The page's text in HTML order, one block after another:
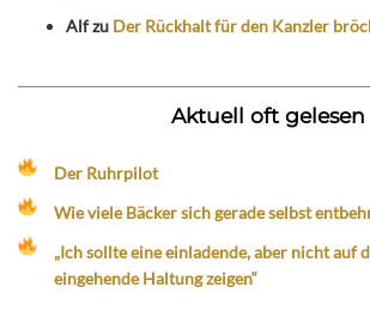
Alfzu Der Rückhalt für den Kanzler
Aktuell oft gelesen
Der Ruhrpilot
Wie viele Bäcker sich gerade selbst
„Ich sollte eine einladende, aber nicht auf
eingehende Haltung zeigen“